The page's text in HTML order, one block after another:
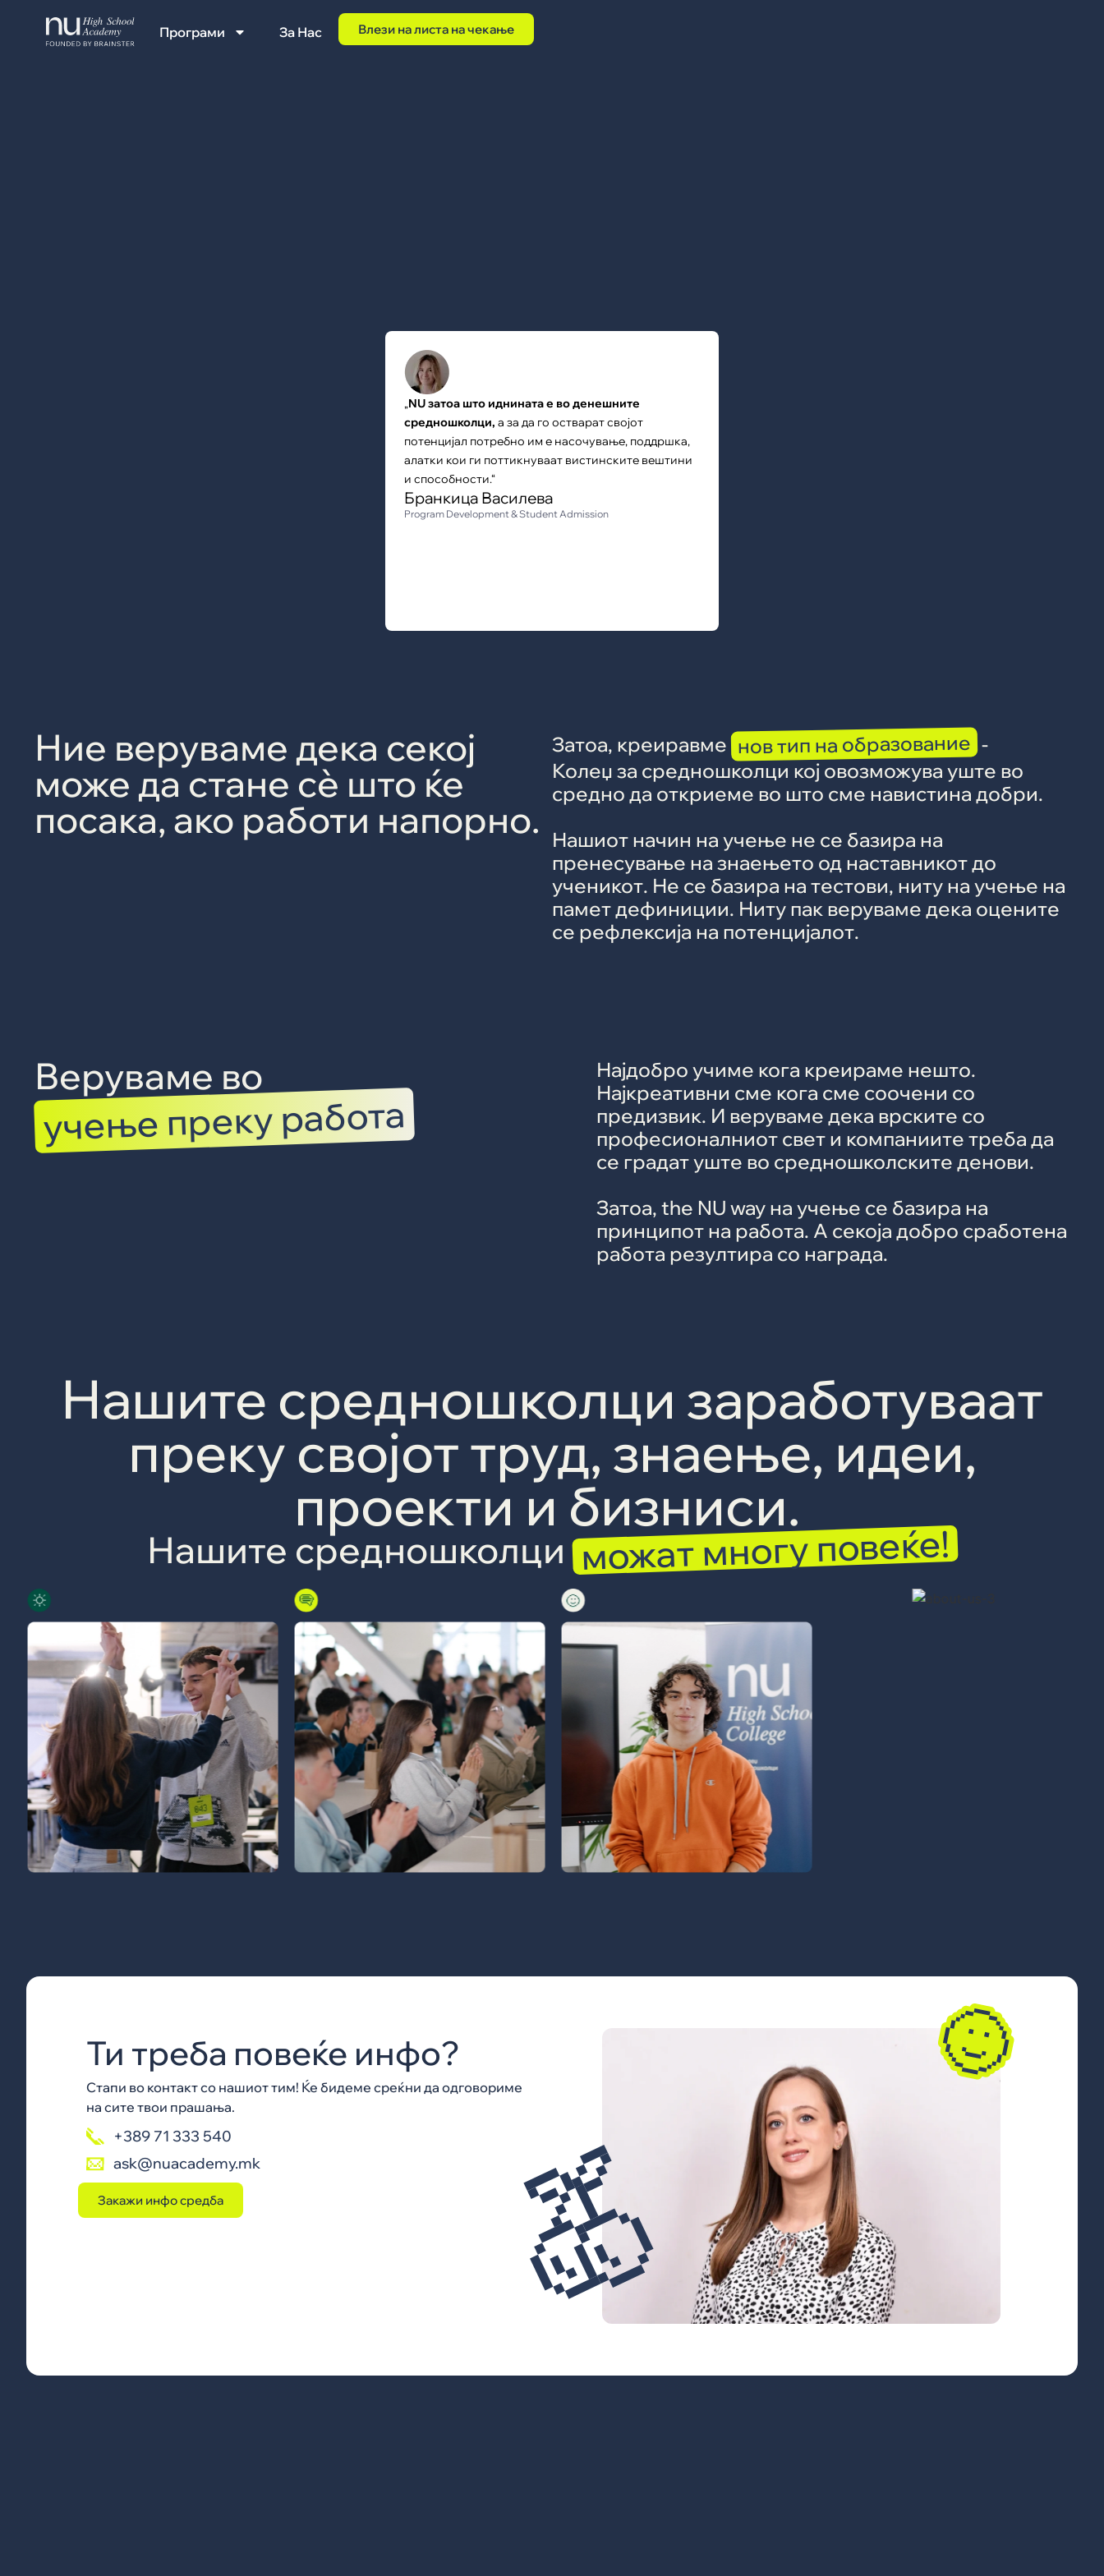
Програми За Нас Влези на листа на чекање
„NU затоа што иднината е во денешните
средношколци, a за да го остварат својот
потенцијал потребно им е насочување, поддршка,
алатки кои ги поттикнуваат вистинските вештини
и способности.“
Бранкица Василева
Program Development & Student Admission
Ние веруваме дека секој
може да стане сè што ќе
посака, ако работи напорно.
Затоа, креиравме нов тип на образование -
Колеџ за средношколци кој овозможува уште во
средно да откриеме во што сме навистина добри.
Нашиот начин на учење не се базира на
пренесување на знаењето од наставникот до
ученикот. Не се базира на тестови, ниту на учење на
памет дефиниции. Ниту пак веруваме дека оцените
се рефлексија на потенцијалот.
Веруваме во
учење преку работа
Најдобро учиме кога креираме нешто.
Најкреативни сме кога сме соочени со
предизвик. И веруваме дека врските со
професионалниот свет и компаниите треба да
се градат уште во средношколските денови.
Затоа, the NU way на учење се базира на
принципот на работа. А секоја добро сработена
работа резултира со награда.
Нашите средношколци заработуваат
преку својот труд, знаење, идеи,
проекти и бизниси.
Нашите средношколциможат многу повеќе!
Ти треба повеќе инфо?
Стапи во контакт со нашиот тим! Ќе бидеме среќни да одговориме
на сите твои прашања.
+389 71 333 540
ask@nuacademy.mk
Закажи инфо средба